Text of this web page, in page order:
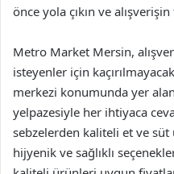
önce yola çıkın ve alışverişin
Metro Market Mersin,
isteyenler için
merkezi konumunda yer
yelpazesiyle her ihtiyaca
sebzelerden kaliteli et ve
hijyenik ve sağlıklı